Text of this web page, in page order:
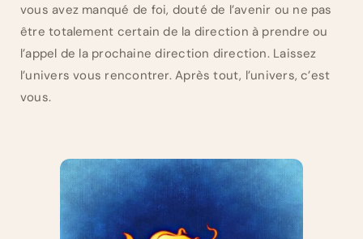
vous avez manqué de foi, douté de l’avenir ou ne pas
être totalement certain de la direction à prendre ou
l’appel de la prochaine direction direction. Laissez
l’univers vous rencontrer. Après tout, l’univers, c’est
vous.